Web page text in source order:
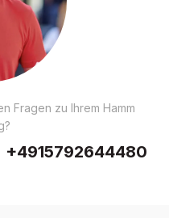
Fragen zu Ihrem Hamm
+4915792644480